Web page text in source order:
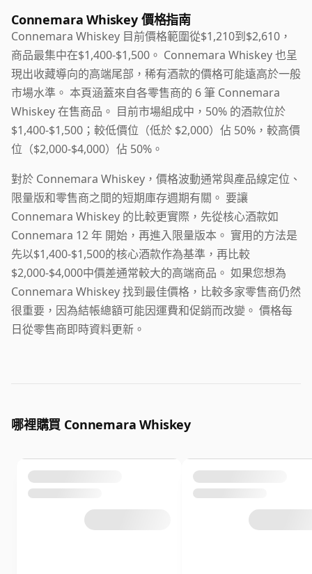
Connemara Whiskey 價格指南
Connemara Whiskey 目前價格範圍從$1,210到$2,610，
商品最集中在$1,400-$1,500。 Connemara Whiskey 也呈
現出收藏導向的高端尾部，稀有酒款的價格可能遠高於一般
市場水準。 本頁涵蓋來自各零售商的 6 筆 Connemara
Whiskey 在售商品。 目前市場組成中，50% 的酒款位於
$1,400-$1,500；較低價位（低於 $2,000）佔 50%，較高價
位（$2,000-$4,000）佔 50%。
對於 Connemara Whiskey，價格波動通常與產品線定位、
限量版和零售商之間的短期庫存週期有關。 要讓
Connemara Whiskey 的比較更實際，先從核心酒款如
Connemara 12 年 開始，再進入限量版本。 實用的方法是
先以$1,400-$1,500的核心酒款作為基準，再比較
$2,000-$4,000中價差通常較大的高端商品。 如果您想為
Connemara Whiskey 找到最佳價格，比較多家零售商仍然
很重要，因為結帳總額可能因運費和促銷而改變。 價格每
日從零售商即時資料更新。
哪裡購買 Connemara Whiskey